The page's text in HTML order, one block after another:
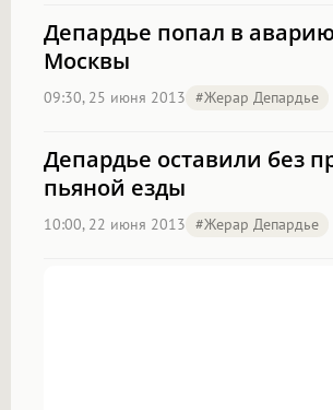
Депардье попал в
Москвы
09:30, 25 июня 2013 #Жерар Депардье
Депардье оставили без
пьяной езды
10:00, 22 июня 2013 #Жерар Депардье